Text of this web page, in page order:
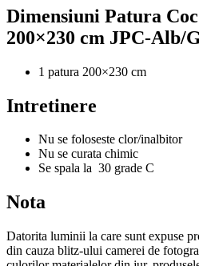
Dimensiuni Patura
200×230 cm JPC-Alb/
1 patura 200×230 cm
Intretinere
Nu se foloseste clor/inalbitor
Nu se curata chimic
Se spala la 30 grade C
Nota
Datorita luminii la care sunt expuse
din cauza blitz-ului camerei de